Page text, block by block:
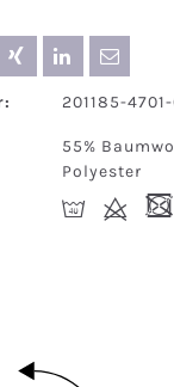
201185-
55%
Polyester
Id